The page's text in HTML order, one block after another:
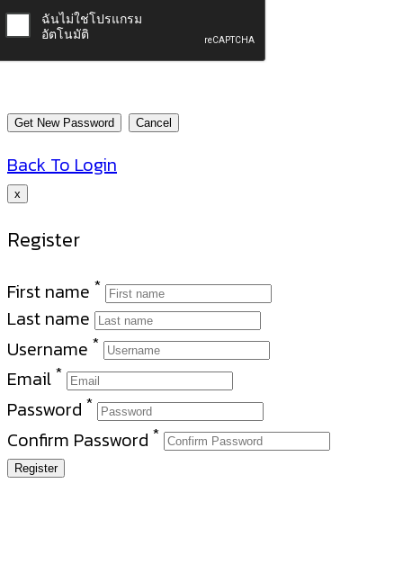
Back To Login
x
Register
First name *
Last name
Username *
Email *
Password *
Confirm Password *
Register